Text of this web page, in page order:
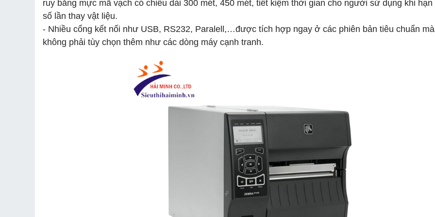
ruy băng mực mã vạch có chiều dài 300 mét, 450 mét, tiết kiệm thời gian cho người sử dụng khi hạn
số lần thay vật liệu.
- Nhiều cổng kết nối như USB, RS232, Paralell,…được tích hợp ngay ở các phiên bản tiêu chuẩn mà
không phải tùy chọn thêm như các dòng máy cạnh tranh.